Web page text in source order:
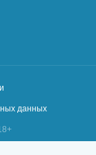
данных